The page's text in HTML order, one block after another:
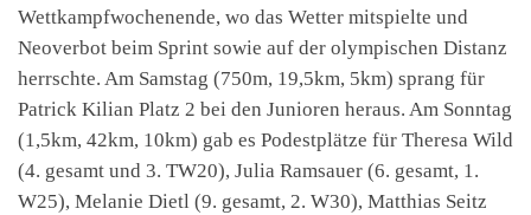
Wettkampfwochenende, wo das Wetter mitspielte und
Neoverbot beim Sprint sowie auf der olympischen Distanz
herrschte. Am Samstag (750m, 19,5km, 5km) sprang für
Patrick Kilian Platz 2 bei den Junioren heraus. Am Sonntag
(1,5km, 42km, 10km) gab es Podestplätze für Theresa Wild
(4. gesamt und 3. TW20), Julia Ramsauer (6. gesamt, 1.
W25), Melanie Dietl (9. gesamt, 2. W30), Matthias Seitz